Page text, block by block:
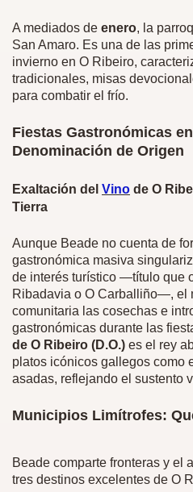
A mediados de enero, la
San Amaro. Es una de las
invierno en O Ribeiro,
tradicionales, misas
para combatir el frío.
Fiestas Gastronómicas
Denominación de Origen
Exaltación del Vino de O
Tierra
Aunque Beade no cuenta de
gastronómica masiva
de interés turístico —título que
Ribadavia o O Carballiño—, el
comunitaria las cosechas e
gastronómicas durante las
de O Ribeiro (D.O.) es el rey
platos icónicos gallegos como
asadas, reflejando el sustento
Municipios Limítrofes:
Beade comparte fronteras y el
tres destinos excelentes de O